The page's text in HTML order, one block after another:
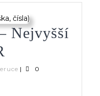
Nejvyšší
AVerča
|
0